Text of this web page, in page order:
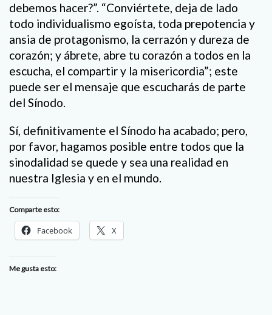
debemos hacer?”. “Conviértete, deja de lado
todo individualismo egoísta, toda prepotencia y
ansia de protagonismo, la cerrazón y dureza de
corazón; y ábrete, abre tu corazón a todos en la
escucha, el compartir y la misericordia”; este
puede ser el mensaje que escucharás de parte
del Sínodo.
Sí, definitivamente el Sínodo ha acabado; pero,
por favor, hagamos posible entre todos que la
sinodalidad se quede y sea una realidad en
nuestra Iglesia y en el mundo.
Comparte esto:
Facebook X
Me gusta esto: